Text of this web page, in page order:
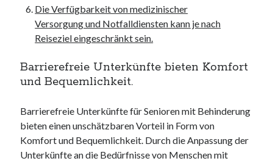
Die Verfügbarkeit von medizinischer
Versorgung und Notfalldiensten kann je nach
Reiseziel eingeschränkt sein.
Barrierefreie Unterkünfte bieten Komfort
und Bequemlichkeit.
Barrierefreie Unterkünfte für Senioren mit Behinderung
bieten einen unschätzbaren Vorteil in Form von
Komfort und Bequemlichkeit. Durch die Anpassung der
Unterkünfte an die Bedürfnisse von Menschen mit